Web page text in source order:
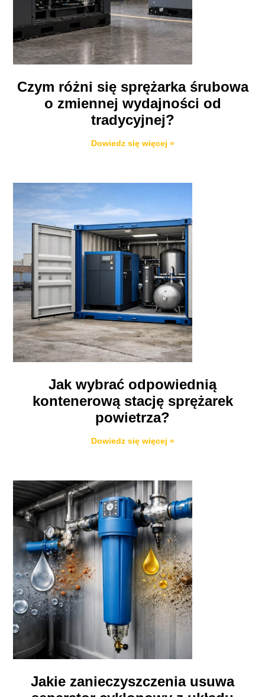
Czym różni się sprężarka śrubowa
o zmiennej wydajności od
tradycyjnej?
Dowiedz się więcej »
Jak wybrać odpowiednią
kontenerową stację sprężarek
powietrza?
Dowiedz się więcej »
Jakie zanieczyszczenia usuwa